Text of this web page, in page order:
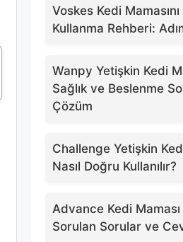
Voskes Kedi
Kullanma Rehberi:
Wanpy Yetişkin Kedi
Sağlık ve Beslenme
Çözüm
Challenge Yetişkin
Nasıl Doğru Kullanılır?
Advance Kedi Maması
Sorulan Sorular ve